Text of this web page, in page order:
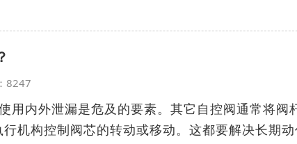
8247
用内外泄漏是危及的要素。其它自控阀通常将阀
机构控制阀芯的转动或移动。这都要解决长期